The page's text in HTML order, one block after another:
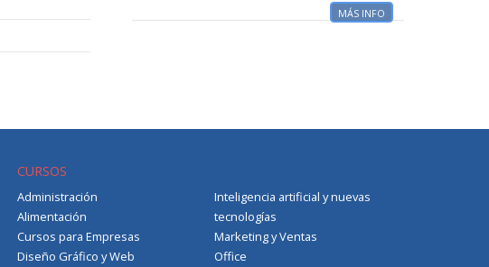
MÁS INFO
CURSOS
Administración
Alimentación
Cursos para Empresas
Diseño Gráfico y Web
Inteligencia artificial y nuevas
tecnologías
Marketing y Ventas
Office